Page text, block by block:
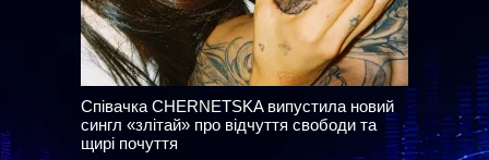
Співачка CHERNETSKA випустила новий
сингл «злітай» про відчуття свободи та
щирі почуття